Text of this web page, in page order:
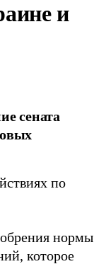
и
сената
по
нормы
которое